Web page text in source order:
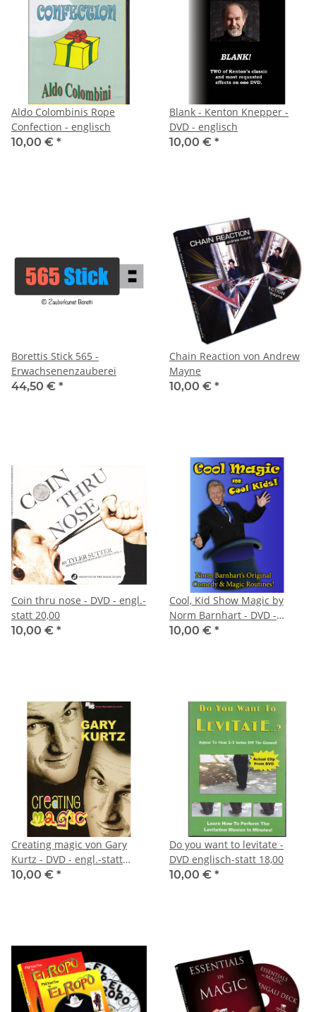
Aldo Colombinis Rope
Confection - englisch
10,00 € *
Blank - Kenton Knepper -
DVD - englisch
10,00 € *
Borettis Stick 565 -
Erwachsenenzauberei
44,50 € *
Chain Reaction von Andrew
Mayne
10,00 € *
Coin thru nose - DVD - engl.-
statt 20,00
10,00 € *
Cool, Kid Show Magic by
Norm Barnhart - DVD -
engl.-statt 32,00
10,00 € *
Creating magic von Gary
Kurtz - DVD - engl.-statt
18,00
10,00 € *
Do you want to levitate -
DVD englisch-statt 18,00
10,00 € *